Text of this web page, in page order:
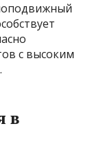
с высоким
в